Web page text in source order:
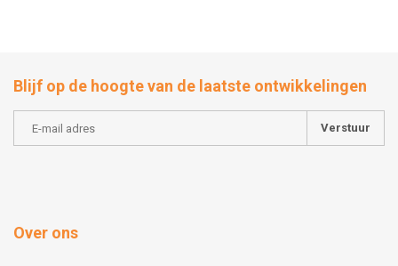
Blijf op de hoogte van de laatste ontwikkelingen
Verstuur
Over ons